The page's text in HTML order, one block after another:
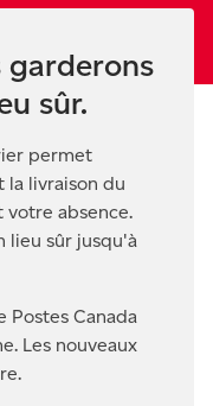
garderons
sûr.
permet
livraison du
votre absence.
lieu sûr jusqu'à
Postes Canada
Les nouveaux